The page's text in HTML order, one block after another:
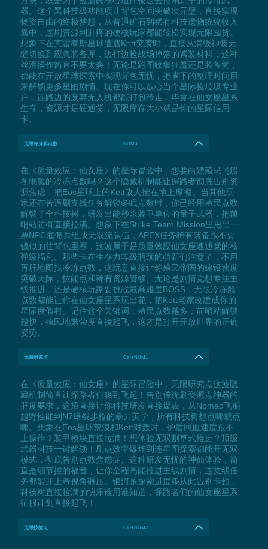
器。这个黑科技级功能项让背包空间突破次元壁，直接实现
物资自由的终极梦想，从普通矿石到稀有科技遗物统统收入
囊中，连刷资源到肝疼的硬核玩家都能轻松实现无限囤货。
想象下在克雷泰斯星球遭遇Kett突袭时，直接从满级神装无
缝切换到应急装备库，边打边捡战场掉落的紫装材料，这种
丝滑操作简直不要太爽！无论是跑图收集狂魔还是装备党，
都能在开放星球探索中实现背包无忧，把省下的整理时间用
来解锁更多星图剧情。现在你可以放心当个星际捡垃圾专业
户，连路边的废弃无人机都能打包带走，毕竟在仙女座星系
生存，资源才是硬通货，无限库存大小就是你的星际信用
卡。
无限冷冻舱点数 NUM0
在《质量效应：仙女座》的星际冒险中，想要白嫖殖民飞船
冬眠舱的冷冻点数吗？这个隐藏机制能让探路者彻底告别资
源焦虑，把Eos星球上的Kett敌人按在地上摩擦。当其他玩
家还在苦逼刷支线任务解锁冬眠点数时，你已经用殖民点数
解锁了全科技树，研发出能秒杀装甲单位的量子武器，把前
哨站防御直接拉满。想象下在Strike Team Mission里甩出一
票NPC雇佣兵组成无双流队伍，APEX任务稀有装备跟不要
钱似的往背包里塞，这波属于是质量效应仙女座速通党的核
弹级福利。那些卡在生存力等级瓶颈的萌新们注意了，不用
再肝地图找冷冻点数，这玩意直接让你殖民帝国的建设速度
突破天际，技能点和稀有资源管够。无论是剧情党想专注主
线推进，还是硬核玩家要挑战最高难度BOSS，无限冷冻舱
点数都能让你在仙女座星系玩出花，把Kett老家改建成你的
星际度假村。记住这个关键词：殖民点数越多，前哨站解锁
越快，殖民地繁荣度直接起飞，这才是打开开放世界的正确
姿势。
无限研究点 Ctrl+NUM1
在《质量效应：仙女座》的星际冒险中，无限研究点这波隐
藏机制简直让探路者们爽到飞起！告别传统刷资源点神器的
肝度要求，这招直接让你科技研发直接爆表，从Nomad飞船
越野性能到N7爆裂步枪的暴力美学，所有科技树想点哪就点
哪。想象在Eos星球荒漠和Kett对轰时，护盾回血速度跟不
上操作？装甲模块直接拉满！想体验无双割草式推进？顶级
武器科技一键解锁！刷点效率爆炸到连星图探索都能开无双
模式，彻底告别点数焦虑症。这种研发无忧的神仙体验，简
直是细节控的福音，让你全程高能推进主线剧情，连支线任
务都能开上帝视角碾压。银河系探索进度条从此告别卡顿，
科技树直接拉满的快乐谁用谁知道，探路者们的仙女座星系
征服计划直接起飞！
无限技能点 Ctrl+NUM2